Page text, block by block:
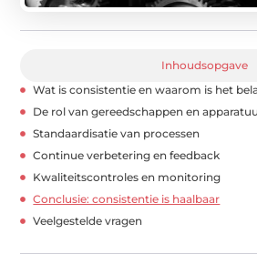
Inhoudsopgave
Wat is consistentie en waarom is het
De rol van gereedschappen en
Standaardisatie van processen
Continue verbetering en feedback
Kwaliteitscontroles en monitoring
Conclusie: consistentie is haalbaar
Veelgestelde vragen